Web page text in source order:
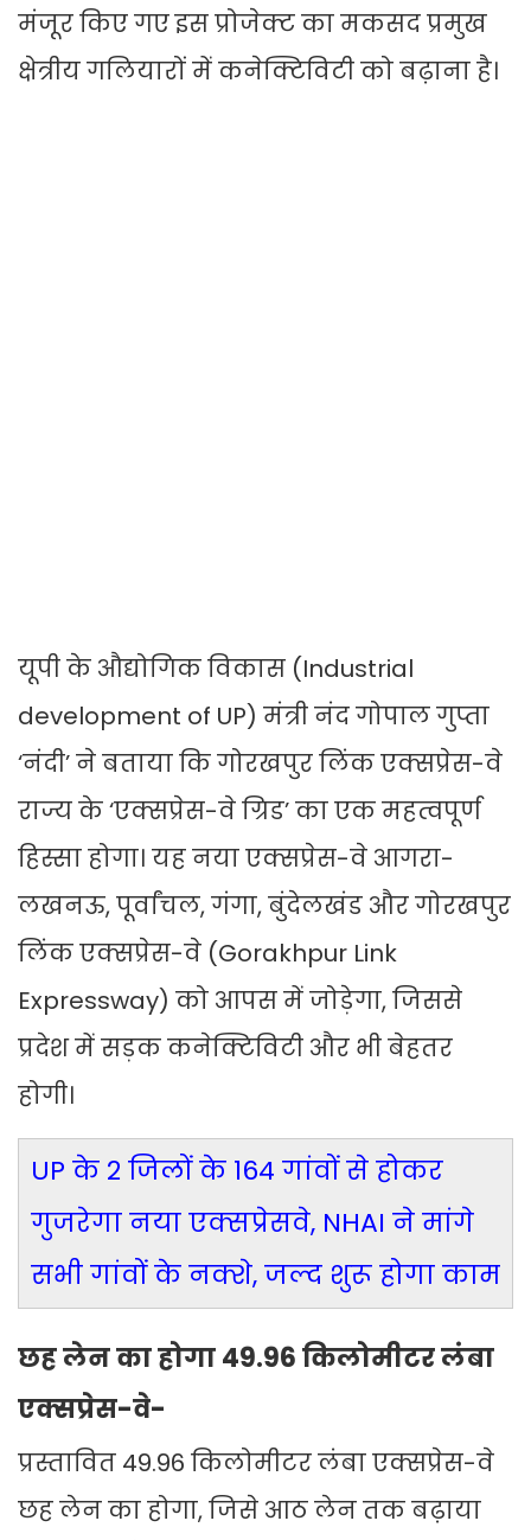
मंजूर किए गए इस प्रोजेक्ट का मकसद प्रमुख
क्षेत्रीय गलियारों में कनेक्टिविटी को बढ़ाना है।
यूपी के औद्योगिक विकास (Industrial
development of UP) मंत्री नंद गोपाल गुप्ता
‘नंदी’ ने बताया कि गोरखपुर लिंक एक्सप्रेस-वे
राज्य के ‘एक्सप्रेस-वे ग्रिड’ का एक महत्वपूर्ण
हिस्सा होगा। यह नया एक्सप्रेस-वे आगरा-
लखनऊ, पूर्वांचल, गंगा, बुंदेलखंड और गोरखपुर
लिंक एक्सप्रेस-वे (Gorakhpur Link
Expressway) को आपस में जोड़ेगा, जिससे
प्रदेश में सड़क कनेक्टिविटी और भी बेहतर
होगी।
UP के 2 जिलों के 164 गांवों से होकर
गुजरेगा नया एक्सप्रेसवे, NHAI ने मांगे
सभी गांवों के नक्शे, जल्द शुरू होगा काम
छह लेन का होगा 49.96 किलोमीटर लंबा
एक्सप्रेस-वे-
प्रस्तावित 49.96 किलोमीटर लंबा एक्सप्रेस-वे
छह लेन का होगा, जिसे आठ लेन तक बढ़ाया